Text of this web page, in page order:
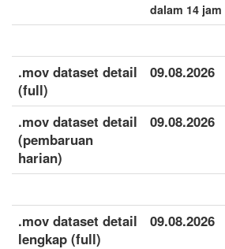
dalam 14 jam
.mov dataset detail
(full)
09.08.2026
.mov dataset detail
(pembaruan
harian)
09.08.2026
.mov dataset detail
lengkap (full)
09.08.2026